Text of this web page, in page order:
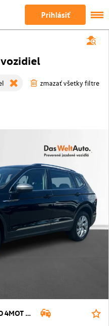
Prihlásiť
zmazať všetky filtre
VW Tiguan Allspace LF 2.0 TDI EVO 4MOT DS7